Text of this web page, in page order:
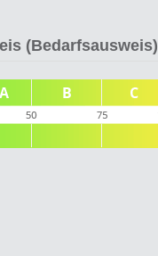
(Bedarfsausweis)